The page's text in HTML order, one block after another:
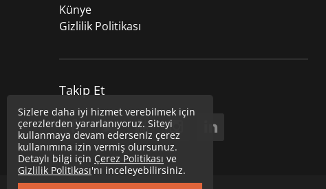
Künye
Gizlilik Politikası
Takip Et
Sizlere daha iyi hizmet verebilmek için
çerezlerden yararlanıyoruz. Siteyi
kullanmaya devam ederseniz çerez
kullanımına izin vermiş olursunuz.
Detaylı bilgi için Çerez Politikası ve
Gizlilik Politikası'nı inceleyebilirsiniz.